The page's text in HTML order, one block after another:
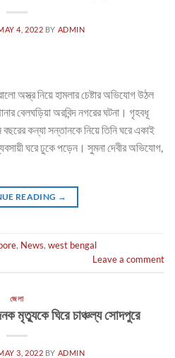
4, 2022 BY ADMIN
অস্ত্র নিয়ে হামলার চেষ্টার অভিযোগ উঠল
বেলঘড়িয়া অরবিন্দ নগরের ঘটনা। গৃহবধূ
বছরের কন্যা সন্তানকে নিয়ে তিনি ঘরে একাই
ঘরে ঢুকে পড়েন। সুমনা দেবীর অভিযোগ,
READING →
, News, west bengal
Leave a comment
জেলা
মৃত্যুকে ঘিরে চাঞ্চল্য সোদপুরে
3, 2022 BY ADMIN